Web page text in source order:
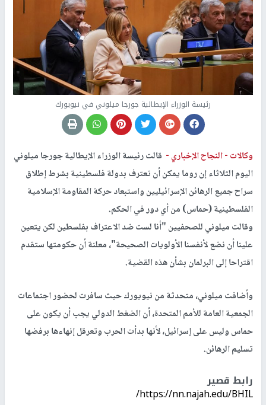
رئيسة الوزراء الإيطالية جورجا ميلوني في نيويورك
وكالات -النجاح الإخباري - قالت رئيسة الوزراء الإيطالية جورجا ميلوني
اليوم الثلاثاء إن روما يمكن أن تعترف بدولة فلسطينية بشرط إطلاق
سراح جميع الرهائن الإسرائيليين واستبعاد حركة المقاومة الإسلامية
الفلسطينية (حماس) من أي دور في الحكم.
وقالت ميلوني للصحفيين "أنا لست ضد الاعتراف بفلسطين لكن يتعين
علينا أن نضع لأنفسنا الأولويات الصحيحة"، معلنة أن حكومتها ستقدم
اقتراحا إلى البرلمان بشأن هذه القضية.
وأضافت ميلوني، متحدثة من نيويورك حيث سافرت لحضور اجتماعات
الجمعية العامة للأمم المتحدة، أن الضغط الدولي يجب أن يكون على
حماس وليس على إسرائيل، لأنها بدأت الحرب وتعرقل إنهاءها برفضها
تسليم الرهائن.
رابط قصير
https://nn.najah.edu/BHIL/